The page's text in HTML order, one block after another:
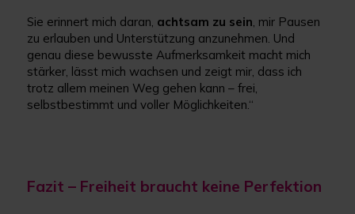
Sie erinnert mich daran, achtsam zu sein , mir Pausen
zu erlauben und Unterstützung anzunehmen. Und
genau diese bewusste Aufmerksamkeit macht mich
stärker, lässt mich wachsen und zeigt mir, dass ich
trotz allem meinen Weg gehen kann – frei,
selbstbestimmt und voller Möglichkeiten.“
Fazit – Freiheit braucht keine Perfektion